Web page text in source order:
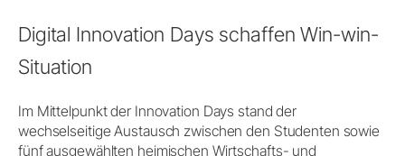
Digital Innovation Days schaffen Win-win-
Situation
Im Mittelpunkt der Innovation Days stand der
wechselseitige Austausch zwischen den Studenten sowie
fünf ausgewählten heimischen Wirtschafts- und